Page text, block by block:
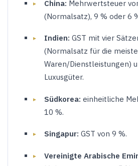
China: Mehrwertsteuer
(Normalsatz), 9 % oder 6
Indien: GST mit vier
(Normalsatz für die
Waren/Dienstleistungen)
Luxusgüter.
Südkorea: einheitliche
10 %.
Singapur: GST von 9 %.
Vereinigte Arabische